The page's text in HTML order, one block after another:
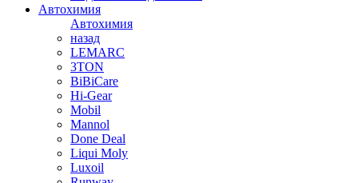
Автохимия
Автохимия
назад
LEMARC
3TON
BiBiCare
Hi-Gear
Mobil
Mannol
Done Deal
Liqui Moly
Luxoil